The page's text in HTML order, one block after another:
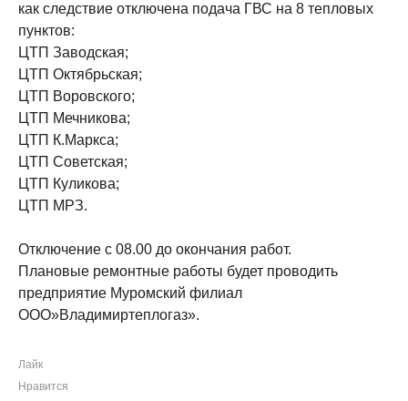
как следствие отключена подача ГВС на 8 тепловых
пунктов:
ЦТП Заводская;
ЦТП Октябрьская;
ЦТП Воровского;
ЦТП Мечникова;
ЦТП К.Маркса;
ЦТП Советская;
ЦТП Куликова;
ЦТП МРЗ.
Отключение с 08.00 до окончания работ.
Плановые ремонтные работы будет проводить
предприятие Муромский филиал
ООО»Владимиртеплогаз».
Лайк
Нравится